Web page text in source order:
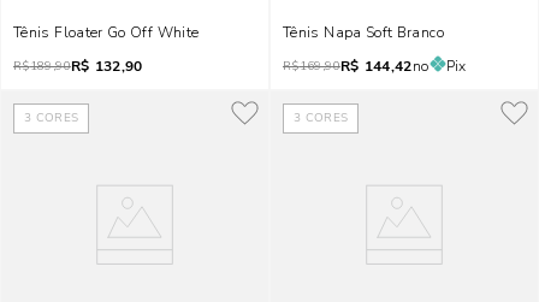
Tênis Floater Go Off White
R$189,90R$ 132,90
Tênis Napa Soft Branco
R$169,90R$ 144,42no Pix
3 CORES 3 CORES